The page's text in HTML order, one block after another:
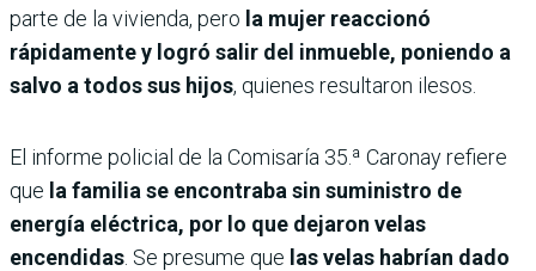
parte de la vivienda, pero la mujer reaccionó
rápidamente y logró salir del inmueble, poniendo a
salvo a todos sus hijos, quienes resultaron ilesos.
El informe policial de la Comisaría 35.ª Caronay refiere
que la familia se encontraba sin suministro de
energía eléctrica, por lo que dejaron velas
encendidas . Se presume que las velas habrían dado